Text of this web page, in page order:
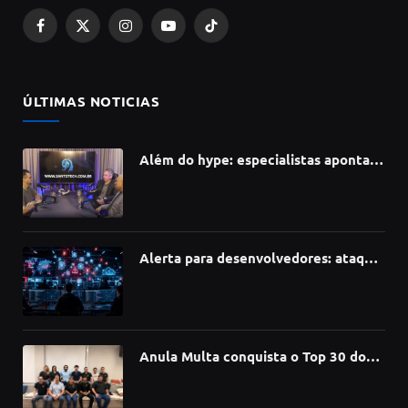
Facebook
X
InstagramYouTubeTikTok
ÚLTIMAS NOTICIAS
Além do hype: especialistas apontam
Alerta para desenvolvedores: ataque
Anula Multa conquista o Top 30 do